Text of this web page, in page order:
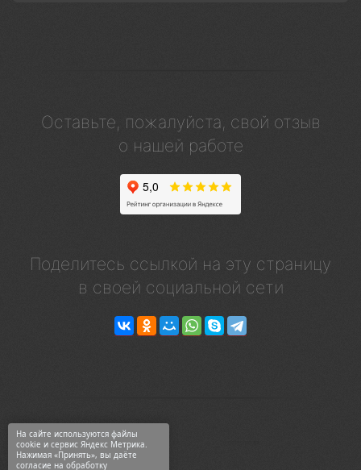
Оставьте, пожалуйста, свой отзыв
о нашей работе
Поделитесь ссылкой на эту страницу
в своей социальной сети
На сайте используются файлы
cookie и сервис Яндекс Метрика.
Нажимая «Принять», вы даёте
согласие на обработку